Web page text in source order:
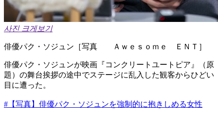
사진 크게보기
俳優パク・ソジュン［写真 Ａｗｅｓｏｍｅ ＥＮＴ］
俳優パク・ソジュンが映画『コンクリートユートピア』（原
題）の舞台挨拶の途中でステージに乱入した観客からひどい
目に遭った。
#【写真】俳優パク・ソジュンを強制的に抱きしめる女性